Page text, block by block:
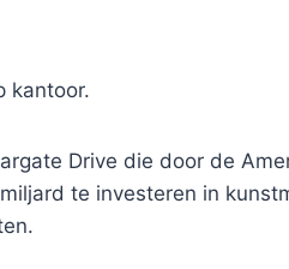
kantoor.
Drive die door de
te investeren in